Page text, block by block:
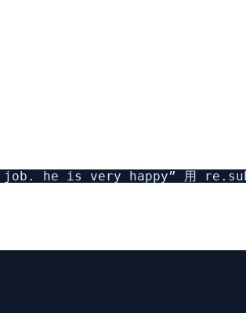
job. he is very happy” 用